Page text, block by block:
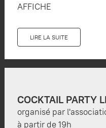
AFFICHE
LIRE LA SUITE
COCKTAIL PARTY
organisé par
à partir de 19h